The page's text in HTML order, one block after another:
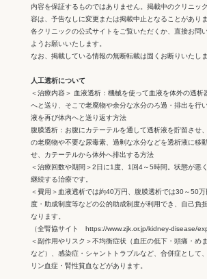
内容を保証するものではありません。掲載中のクリニッ
容は、予告なしに変更または掲載中止となることがあり
各クリニックの公式サイトをご覧いただくか、直接お問
ようお願いいたします。
なお、掲載している情報の無断転載は固くお断りいたしま
人工透析について
＜治療内容＞ 血液透析：機械を使って血液を体外の透析
へと送り、そこで老廃物や余分な水分のろ過・排出を行
液を再び体内へと送り返す方法
腹膜透析：お腹にカテーテルを通して透析液を貯留させ
の老廃物や不要な尿毒素、過剰な水分などを透析液に移
せ、カテーテルから体外へ排出する方法
＜治療回数や期間＞2日に1度、1回4～5時間。状態が悪
継続する治療です。
＜費用＞血液透析では約40万円、腹膜透析では30～50万
度・助成制度等などの公的助成制度が利用でき、自己負
なります。
（全腎協サイト https://www.zjk.or.jp/kidney-disease/
＜副作用やリスク＞不均衡症状（血圧の低下・頭痛・め
など）、感染症・シャントトラブルなど、合併症として
リン血症・腎性貧血などがあります。